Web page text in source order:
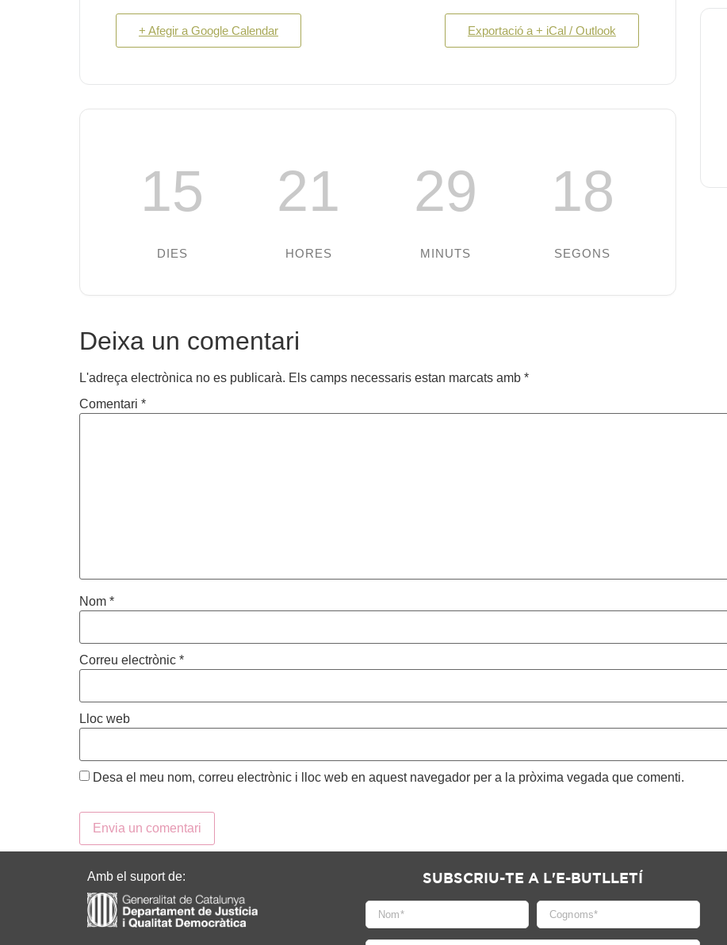
+ Afegir a Google Calendar Exportació a + iCal / Outlook
15
DIES
21
HORES
29
MINUTS
18
SEGONS
Deixa un comentari
L'adreça electrònica no es publicarà. Els camps necessaris estan marcats amb *
Comentari *
Nom *
Correu electrònic *
Lloc web
Desa el meu nom, correu electrònic i lloc web en aquest navegador per a la pròxima vegada que comenti.
Amb el suport de: SUBSCRIU-TE A L'E-BUTLLETÍ